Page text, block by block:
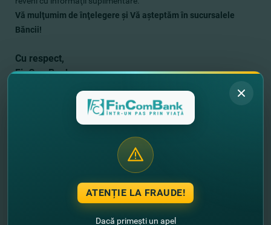
Vă mulţumim de înţelegere şi Vă aşteptăm în sucursalele
Băncii!
Cu respect,
FinComBank
Alte noutăţi
ATENȚIE LA FRAUDE!
Dacă primești un apel